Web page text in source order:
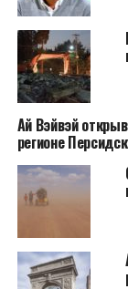
Снимать
известный
съемок в
находится
использует
общения,
отснять
На платформе
Ай Вэйвэй
регионе